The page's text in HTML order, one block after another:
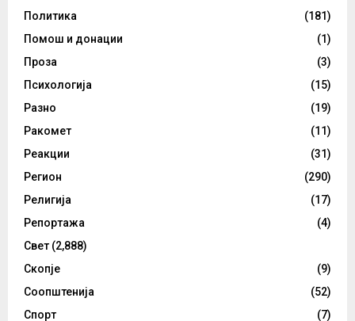
Политика
(181)
Помош и донации
(1)
Проза
(3)
Психологија
(15)
Разно
(19)
Ракомет
(11)
Реакции
(31)
Регион
(290)
Религија
(17)
Репортажа
(4)
Свет (2,888)
Скопје
(9)
Соопштенија
(52)
Спорт
(7)